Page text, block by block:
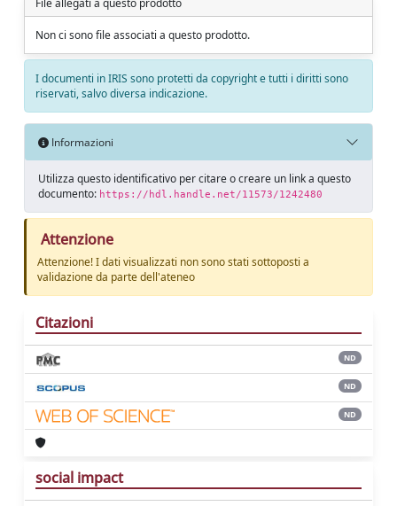
File allegati a questo prodotto
Non ci sono file associati a questo prodotto.
I documenti in IRIS sono protetti da copyright e tutti i diritti sono
riservati, salvo diversa indicazione.
Informazioni
Utilizza questo identificativo per citare o creare un link a questo
documento: https://hdl.handle.net/11573/1242480
Attenzione
Attenzione! I dati visualizzati non sono stati sottoposti a
validazione da parte dell'ateneo
Citazioni
ND
ND
ND
social impact